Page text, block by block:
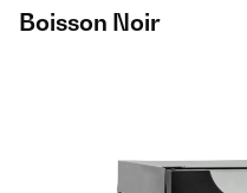
Boisson Noir